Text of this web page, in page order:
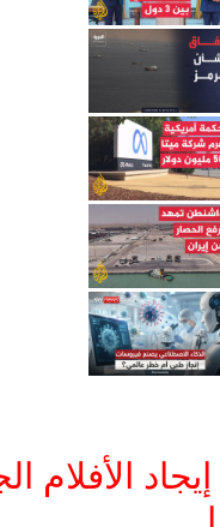
الأفلام